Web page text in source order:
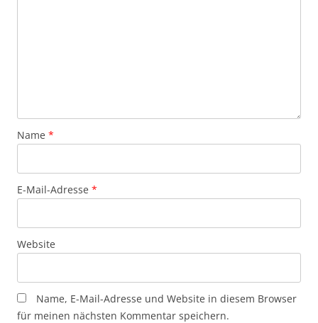
Name *
E-Mail-Adresse *
Website
Name, E-Mail-Adresse und Website in diesem Browser
für meinen nächsten Kommentar speichern.